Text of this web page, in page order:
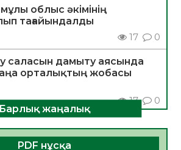
облыс әкімінің
тағайындалды
17 0
саласын дамыту аясында
орталықтың жобасы
17 0
таныстырылымы өтті
Барлық жаңалық
PDF нұсқа